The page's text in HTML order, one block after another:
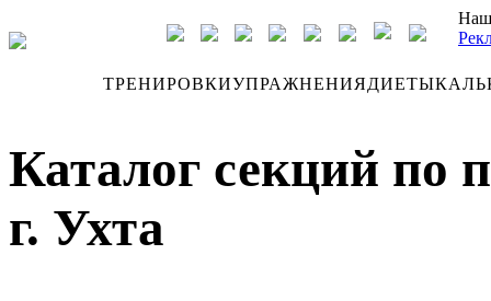
ТРЕНИРОВКИУПРАЖНЕНИЯДИЕТЫ
Каталог секций по
г. Ухта